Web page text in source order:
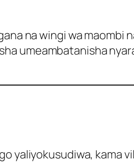
na wingi wa maombi
umeambatanisha
yaliyokusudiwa, kama